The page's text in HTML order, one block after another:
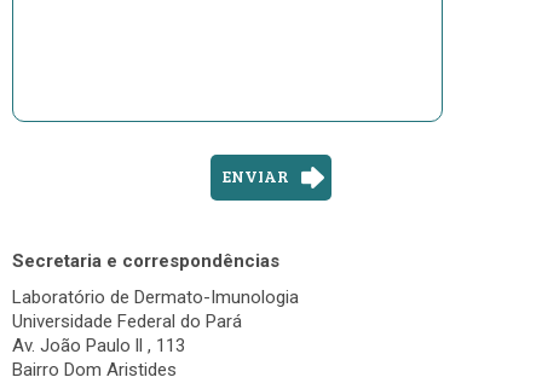
ENVIAR
Secretaria e correspondências
Laboratório de Dermato-Imunologia
Universidade Federal do Pará
Av. João Paulo ll , 113
Bairro Dom Aristides